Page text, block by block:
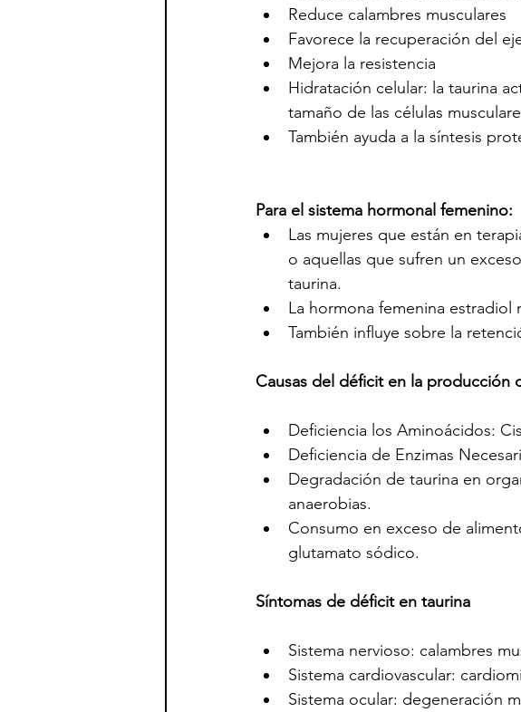
Reduce calambres musculares
Favorece la recuperación del
Mejora la resistencia
Hidratación celular: la taurina
tamaño de las células
También ayuda a la síntesis
Para el sistema hormonal femenino:
Las mujeres que están en
o aquellas que sufren un
taurina.
La hormona femenina
También influye sobre la
Causas del déficit en la producción
Deficiencia los Aminoácidos:
Deficiencia de Enzimas
Degradación de taurina en
anaerobias.
Consumo en exceso de
glutamato sódico.
Síntomas de déficit en taurina
Sistema nervioso: calambres
Sistema cardiovascular:
Sistema ocular: degeneración